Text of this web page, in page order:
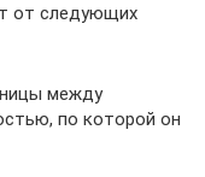
от следующих
между
по которой он